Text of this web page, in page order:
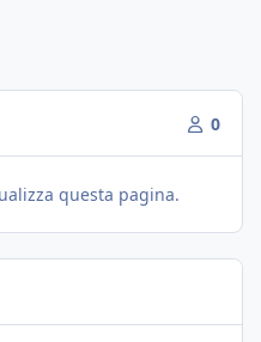
0
questa pagina.